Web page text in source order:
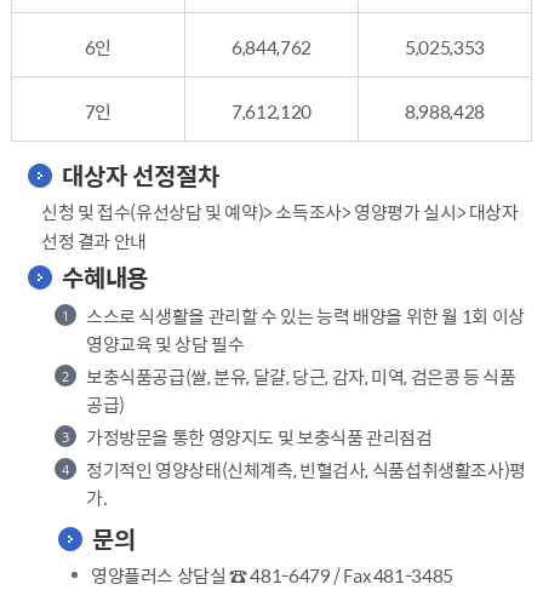
6인 6,844,762 5,025,353
7인 7,612,120 8,988,428
대상자 선정절차
신청 및 접수(유선상담 및 예약)> 소득조사> 영양평가 실시> 대상자
선정 결과 안내
수혜내용
1
스스로 식생활을 관리할 수 있는 능력 배양을 위한 월 1회 이상
영양교육 및 상담 필수
2
보충식품공급(쌀, 분유, 달걀, 당근, 감자, 미역, 검은콩 등 식품
공급)
3 가정방문을 통한 영양지도 및 보충식품 관리점검
4
정기적인 영양상태(신체계측, 빈혈검사, 식품섭취생활조사)평
가.
문의
영양플러스 상담실 ☎ 481-6479 / Fax 481-3485